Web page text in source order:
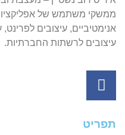
ממשקי משתמש של
אנימטיביים, עיצובים לפרינט,
עיצובים לרשתות החברתיות.
תפריט